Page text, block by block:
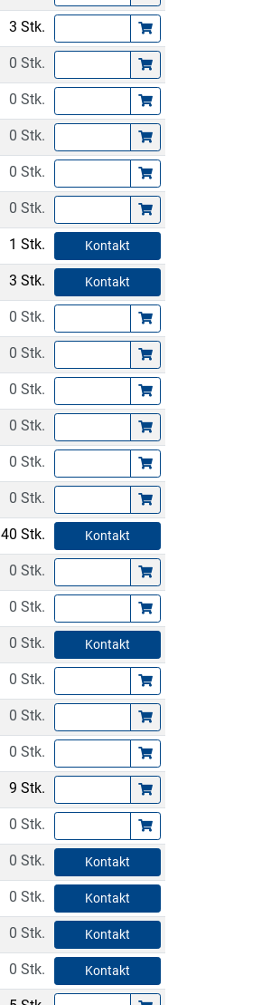
3 Stk.
0 Stk.
0 Stk.
0 Stk.
0 Stk.
0 Stk.
1 Stk. Kontakt
3 Stk. Kontakt
0 Stk.
0 Stk.
0 Stk.
0 Stk.
0 Stk.
0 Stk.
40 Stk. Kontakt
0 Stk.
0 Stk.
0 Stk. Kontakt
0 Stk.
0 Stk.
0 Stk.
9 Stk.
0 Stk.
0 Stk. Kontakt
0 Stk. Kontakt
0 Stk. Kontakt
0 Stk. Kontakt